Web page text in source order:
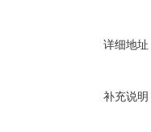
详细地址
补充说明